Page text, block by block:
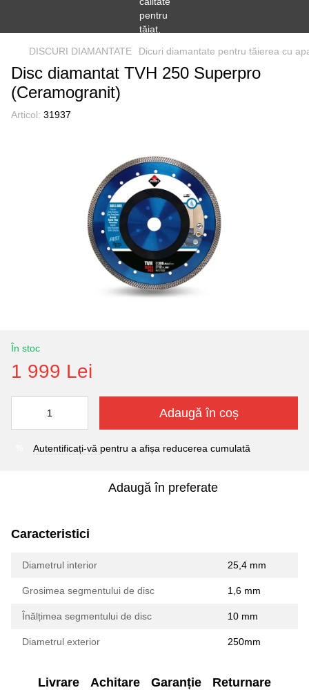
DISCURI DIAMANTATE Dicuri diamantate pentru tăierea cu
Disc diamantat TVH 250 Superpro
(Ceramogranit)
Articol: 31937
În stoc
1 999 Lei
Adaugă în coș
Autentificați-vă pentru a afișa reducerea cumulată
Adaugă în preferate
Caracteristici
Diametrul interior 25,4 mm
Grosimea segmentului de disc 1,6 mm
Înălțimea segmentului de disc 10 mm
Diametrul exterior 250mm
Livrare Achitare Garanție Returnare